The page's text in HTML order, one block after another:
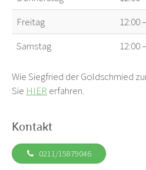
Freitag
12:00
Samstag
12:00
Wie Siegfried der Goldschmied
Sie HIER erfahren.
Kontakt
0211/15879046